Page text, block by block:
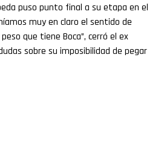
puso punto final a su etapa en el
muy en claro el sentido de
que tiene Boca”, cerró el ex
sobre su imposibilidad de pegar